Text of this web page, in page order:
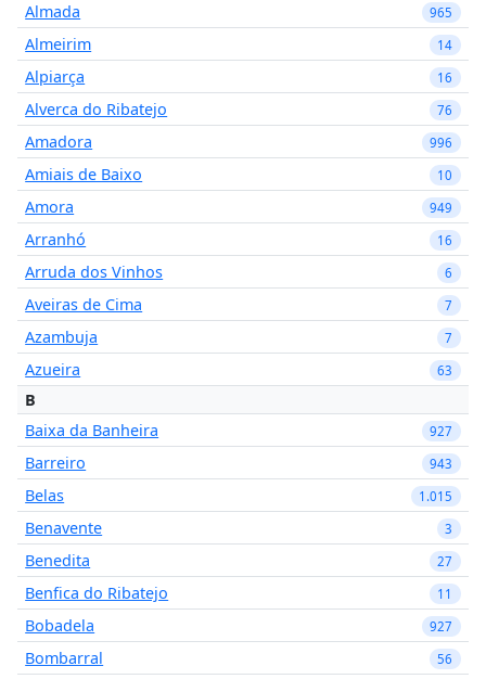
Almada 965
Almeirim 14
Alpiarça 16
Alverca do Ribatejo 76
Amadora 996
Amiais de Baixo 10
Amora 949
Arranhó 16
Arruda dos Vinhos 6
Aveiras de Cima 7
Azambuja 7
Azueira 63
B
Baixa da Banheira
927
Barreiro 943
Belas 1.015
Benavente 3
Benedita 27
Benfica do Ribatejo 11
Bobadela 927
Bombarral 56